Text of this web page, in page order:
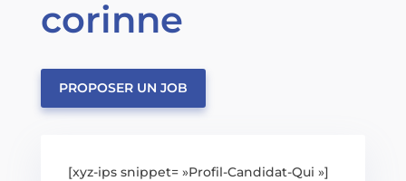
corinne
PROPOSER UN JOB
[xyz-ips snippet= »Profil-Candidat-Qui »]